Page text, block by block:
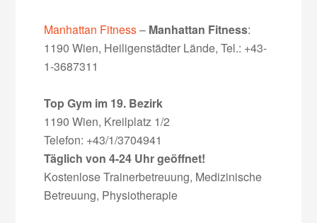
Manhattan Fitness– Manhattan Fitness:
1190 Wien, Heiligenstädter Lände, Tel.: +43-
1-3687311
Top Gym im 19. Bezirk
1190 Wien, Kreilplatz 1/2
Telefon: +43/1/3704941
Täglich von 4-24 Uhr geöffnet!
Kostenlose Trainerbetreuung, Medizinische
Betreuung, Physiotherapie